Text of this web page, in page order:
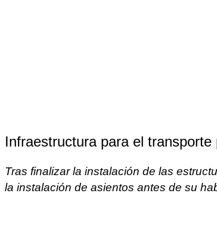
Infraestructura para el transporte
Tras finalizar la instalación de las
la instalación de asientos antes de su